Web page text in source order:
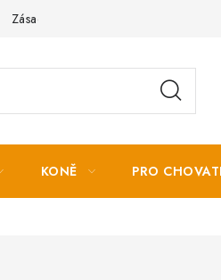
Zásady zpracování osobních údajů
KONĚ PRO